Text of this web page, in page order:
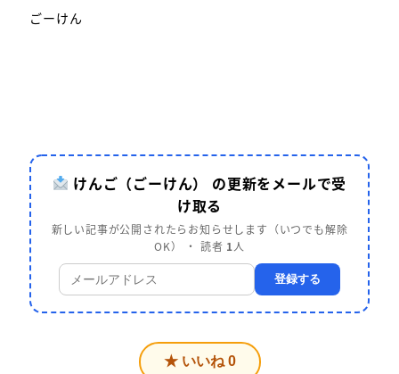
ごーけん
けんご（ごーけん） の更新をメールで受
け取る
新しい記事が公開されたらお知らせします（いつでも解除
OK） ・ 読者 1 人
登録する
★ いいね 0